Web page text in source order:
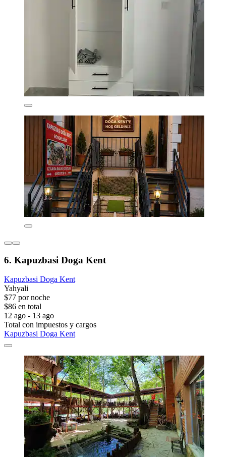
6. Kapuzbasi Doga Kent
Kapuzbasi Doga Kent
Yahyali
$77 por noche
$86 en total
12 ago - 13 ago
Total con impuestos y cargos
Kapuzbasi Doga Kent